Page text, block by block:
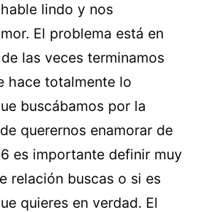
lindo y nos
El problema está en
las veces terminamos
hace totalmente lo
buscábamos por la
querernos enamorar de
es importante definir muy
relación buscas o si es
quieres en verdad. El